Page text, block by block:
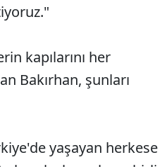
kapılarını her
Bakırhan, şunları
yaşayan herkese